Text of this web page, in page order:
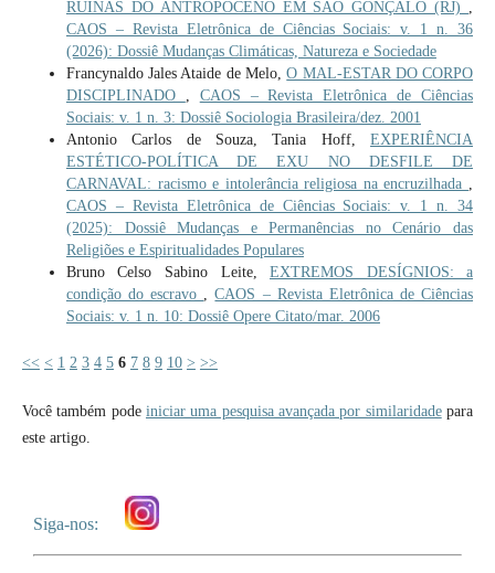
RUÍNAS DO ANTROPOCENO EM SÃO GONÇALO (RJ)
CAOS – Revista Eletrônica de Ciências Sociais: v. 1 n. 36
(2026): Dossiê Mudanças Climáticas, Natureza e Sociedade
Francynaldo Jales Ataide de Melo,O MAL-ESTAR DO CORPO
DISCIPLINADO
CAOS – Revista Eletrônica de Ciências
Sociais: v. 1 n. 3: Dossiê Sociologia Brasileira/dez. 2001
Antonio Carlos de Souza, Tania Hoff,EXPERIÊNCIA
ESTÉTICO-POLÍTICA DE EXU NO DESFILE DE
CARNAVAL: racismo e intolerância religiosa na encruzilhada
CAOS – Revista Eletrônica de Ciências Sociais: v. 1 n. 34
(2025): Dossiê Mudanças e Permanências no Cenário das
Religiões e Espiritualidades Populares
Bruno Celso Sabino Leite,EXTREMOS DESÍGNIOS: a
condição do escravo
,CAOS – Revista Eletrônica de Ciências
Sociais: v. 1 n. 10: Dossiê Opere Citato/mar. 2006
<< < 1 2 3 4 5 6 7 8 9 10 > >>
Você também pode iniciar uma pesquisa avançada por similaridadepara
este artigo.
Siga-nos: